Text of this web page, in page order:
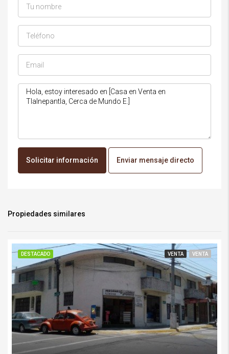
Solicitar información Enviar mensaje directo
Propiedades similares
DESTACADO VENTA VENTA